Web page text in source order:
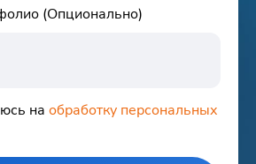
(Опционально)
на обработку персональных